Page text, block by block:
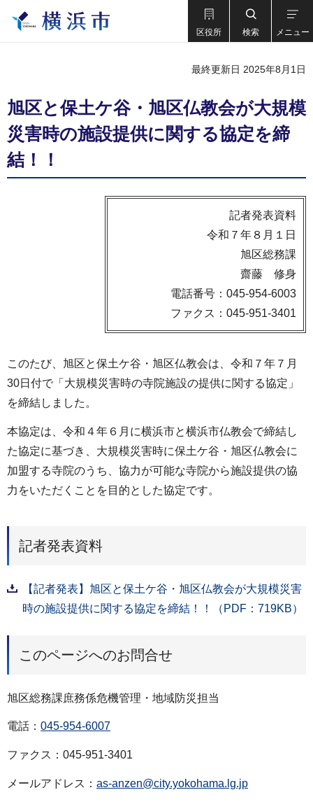
区役所 検索 メニュー
最終更新日 2025年8月1日
旭区と保土ケ谷・旭区仏教会が大規模
災害時の施設提供に関する協定を締
結！！
記者発表資料
令和７年８月１日
旭区総務課
齋藤 修身
電話番号：045-954-6003
ファクス：045-951-3401
このたび、旭区と保土ケ谷・旭区仏教会は、令和７年７月
30日付で「大規模災害時の寺院施設の提供に関する協定」
を締結しました。
本協定は、令和４年６月に横浜市と横浜市仏教会で締結し
た協定に基づき、大規模災害時に保土ケ谷・旭区仏教会に
加盟する寺院のうち、協力が可能な寺院から施設提供の協
力をいただくことを目的とした協定です。
記者発表資料
【記者発表】旭区と保土ケ谷・旭区仏教会が大規模災害
時の施設提供に関する協定を締結！！（PDF：719KB）
このページへのお問合せ
旭区総務課庶務係危機管理・地域防災担当
電話： 045-954-6007
ファクス：045-951-3401
メールアドレス： as-anzen@city.yokohama.lg.jp